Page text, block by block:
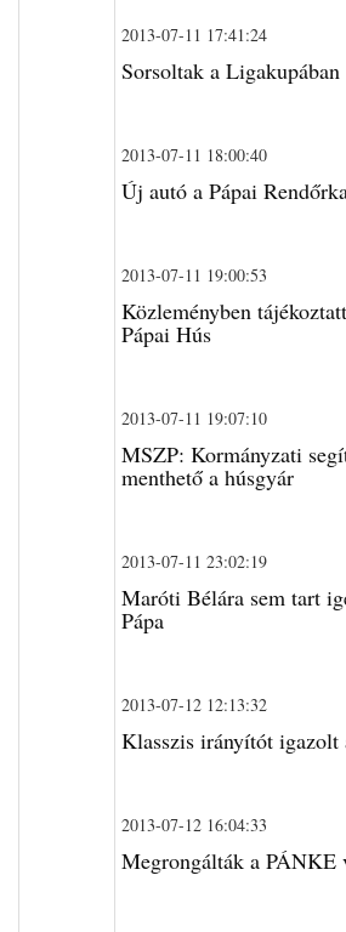
2013-07-11 17:41:24
Sorsoltak a Ligakupában
2013-07-11 18:00:40
Új autó a Pápai
2013-07-11 19:00:53
Közleményben
Pápai Hús
2013-07-11 19:07:10
MSZP: Kormányzati
menthető a húsgyár
2013-07-11 23:02:19
Maróti Bélára sem tart
Pápa
2013-07-12 12:13:32
Klasszis irányítót igazolt
2013-07-12 16:04:33
Megrongálták a PÁNKE